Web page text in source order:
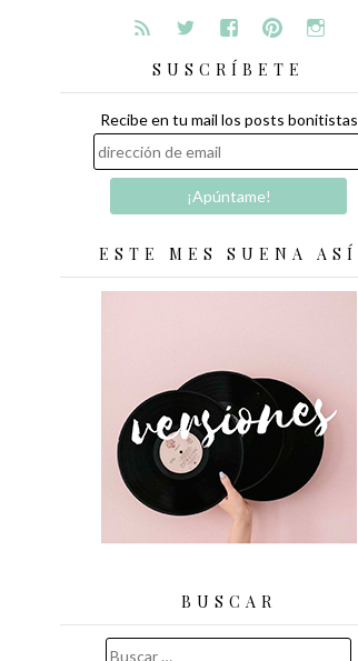
SUSCRÍBETE
Recibe en tu mail los posts bonitistas
ESTE MES SUENA ASÍ
BUSCAR
Buscar: